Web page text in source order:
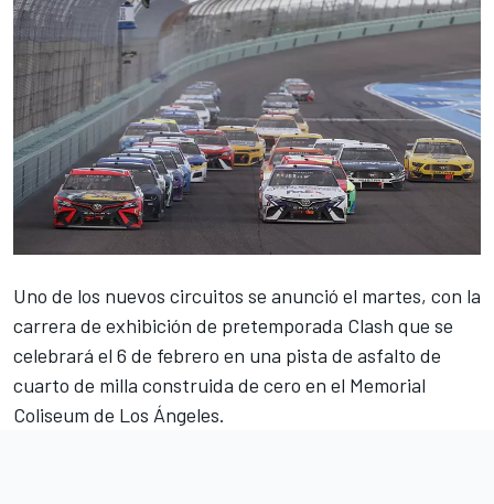
Uno de los nuevos circuitos se anunció el martes, con la
carrera de exhibición de pretemporada Clash que se
celebrará el 6 de febrero en una pista de asfalto de
cuarto de milla construida de cero en el Memorial
Coliseum de Los Ángeles.